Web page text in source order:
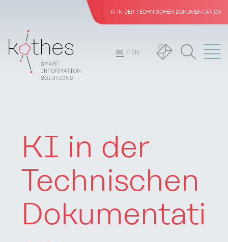
KI IN DER TECHNISCHEN DOKUMENTATION
DE EN
KI in der
Technischen
Dokumentati